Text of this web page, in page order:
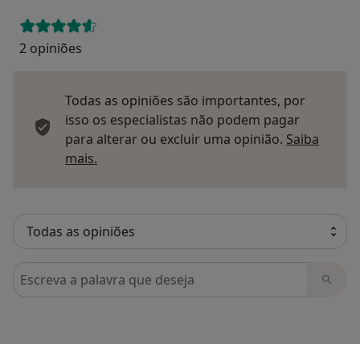
2 opiniões
Todas as opiniões são importantes, por
isso os especialistas não podem pagar
para alterar ou excluir uma opinião. Saiba
mais.
Pesquisar em opiniões